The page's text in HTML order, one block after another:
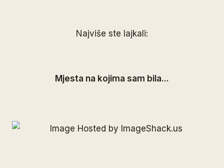
Najviše ste lajkali:
Mjesta na kojima sam bila...